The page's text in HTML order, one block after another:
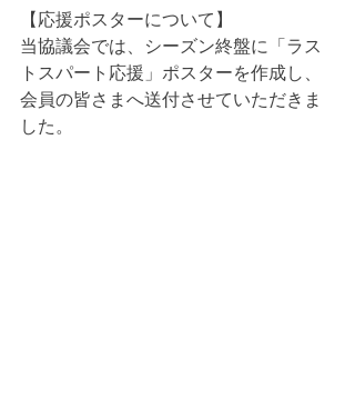
【応援ポスターについて】
当協議会では、シーズン終盤に「ラス
トスパート応援」ポスターを作成し、
会員の皆さまへ送付させていただきま
した。